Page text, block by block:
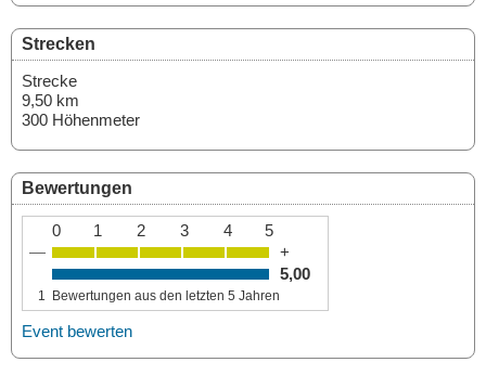
Strecken
Strecke
9,50 km
300 Höhenmeter
Bewertungen
0 1 2 3 4
5
—
+
5,00
1 Bewertungen aus den letzten 5 Jahren
Event bewerten